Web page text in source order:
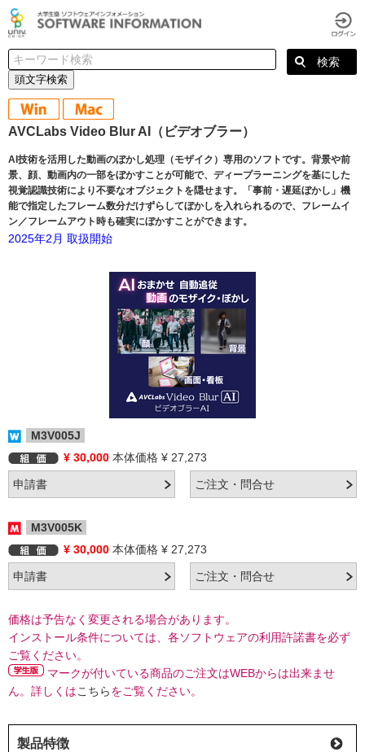
頭文字検索
AVCLabs Video Blur AI（ビデオブラー）
AI技術を活用した動画のぼかし処理（モザイク）専用のソフトです。背景や前
景、顔、動画内の一部をぼかすことが可能で、ディープラーニングを基にした
視覚認識技術により不要なオブジェクトを隠せます。「事前・遅延ぼかし」機
能で指定したフレーム数分だけずらしてぼかしを入れられるので、フレームイ
ン／フレームアウト時も確実にぼかすことができます。
2025年2月 取扱開始
M3V005J
¥ 30,000 本体価格 ¥ 27,273
M3V005K
¥ 30,000 本体価格 ¥ 27,273
価格は予告なく変更される場合があります。
インストール条件については、各ソフトウェアの利用許諾書を必ず
ご覧ください。
マークが付いている商品のご注文はWEBからは出来ませ
ん。詳しくはこちらをご覧ください。
製品特徴